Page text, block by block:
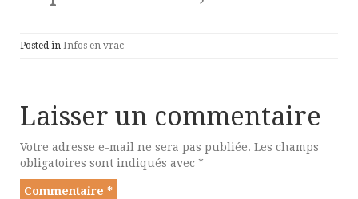
Posted in Infos en vrac
Laisser un commentaire
Votre adresse e-mail ne sera pas publiée. Les champs
obligatoires sont indiqués avec *
Commentaire *